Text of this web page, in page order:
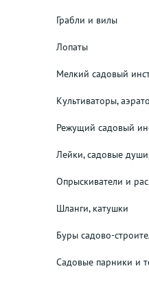
Грабли и вилы
Лопаты
Мелкий садовый
Культиваторы,
Режущий садовый
Лейки, садовые
Опрыскиватели и
Шланги, катушки
Буры садово-
Садовые парники и